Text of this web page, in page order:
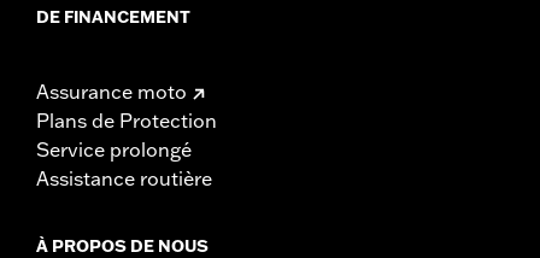
DE FINANCEMENT
Assurance moto
Plans de Protection
Service prolongé
Assistance routière
À PROPOS DE NOUS